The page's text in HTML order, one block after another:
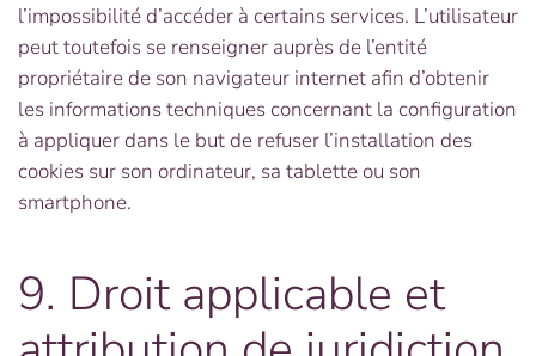
l’impossibilité d’accéder à certains services. L’utilisateur
peut toutefois se renseigner auprès de l’entité
propriétaire de son navigateur internet afin d’obtenir
les informations techniques concernant la configuration
à appliquer dans le but de refuser l’installation des
cookies sur son ordinateur, sa tablette ou son
smartphone.
9. Droit applicable et